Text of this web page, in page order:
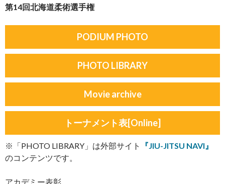
第14回北海道柔術選手権
PODIUM PHOTO
PHOTO LIBRARY
Movie archive
トーナメント表[Online]
※「PHOTO LIBRARY」は外部サイト
『JIU-JITSU NAVI』
のコンテンツです。
アカデミー表彰